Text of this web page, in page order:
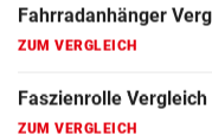
ZUM VERGLEICH
ZUM VERGLEICH